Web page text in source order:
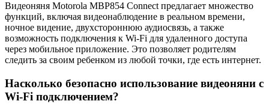
Видеоняня Motorola MBP854 Connect предлагает множество
функций, включая видеонаблюдение в реальном времени,
ночное видение, двухстороннюю аудиосвязь, а также
возможность подключения к Wi-Fi для удаленного доступа
через мобильное приложение. Это позволяет родителям
следить за своим ребенком из любой точки, где есть интернет.
Насколько безопасно использование видеоняни с
Wi-Fi подключением?